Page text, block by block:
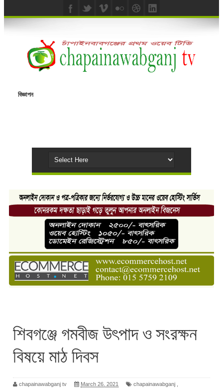
বিজ্ঞাপন
শিবগঞ্জে গমবীজ উৎপাদ ও সংরক্ষন
বিষয়ে মাঠ দিবস
chapainawabganj tv March 26, 2021 chapainawabganj